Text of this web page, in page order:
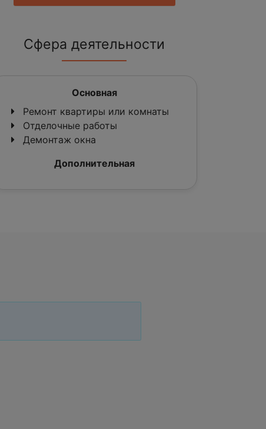
Сфера деятельности
Основная
Ремонт квартиры или комнаты
Отделочные работы
Демонтаж окна
Дополнительная